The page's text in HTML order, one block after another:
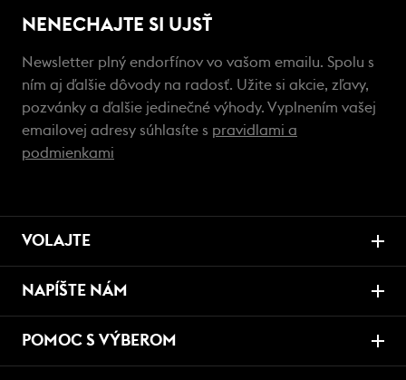
NENECHAJTE SI UJSŤ
Newsletter plný endorfínov vo vašom emailu. Spolu s
ním aj ďalšie dôvody na radosť. Užite si akcie, zľavy,
pozvánky a ďalšie jedinečné výhody. Vyplnením vašej
emailovej adresy súhlasíte s pravidlami a
podmienkami
VOLAJTE
NAPÍŠTE NÁM
POMOC S VÝBEROM